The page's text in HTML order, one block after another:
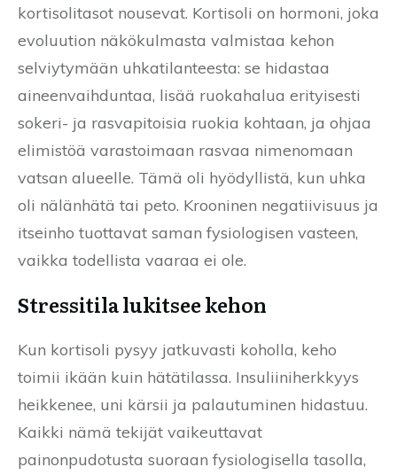
kortisolitasot nousevat. Kortisoli on hormoni, joka
evoluution näkökulmasta valmistaa kehon
selviytymään uhkatilanteesta: se hidastaa
aineenvaihduntaa, lisää ruokahalua erityisesti
sokeri- ja rasvapitoisia ruokia kohtaan, ja ohjaa
elimistöä varastoimaan rasvaa nimenomaan
vatsan alueelle. Tämä oli hyödyllistä, kun uhka
oli nälänhätä tai peto. Krooninen negatiivisuus ja
itseinho tuottavat saman fysiologisen vasteen,
vaikka todellista vaaraa ei ole.
Stressitila lukitsee kehon
Kun kortisoli pysyy jatkuvasti koholla, keho
toimii ikään kuin hätätilassa. Insuliiniherkkyys
heikkenee, uni kärsii ja palautuminen hidastuu.
Kaikki nämä tekijät vaikeuttavat
painonpudotusta suoraan fysiologisella tasolla,